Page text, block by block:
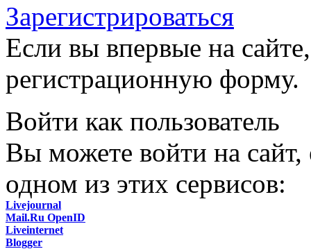
Зарегистрироваться
Если вы впервые на
регистрационную форму.
Войти как пользователь
Вы можете войти на сайт,
одном из этих сервисов:
Livejournal
Mail.Ru OpenID
Liveinternet
Blogger